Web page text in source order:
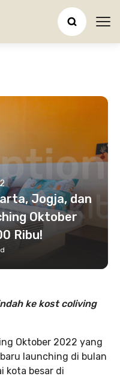
Jogja, dan
Oktober
Ribu!
ke kost coliving
Oktober 2022 yang
launching di bulan
kota besar di